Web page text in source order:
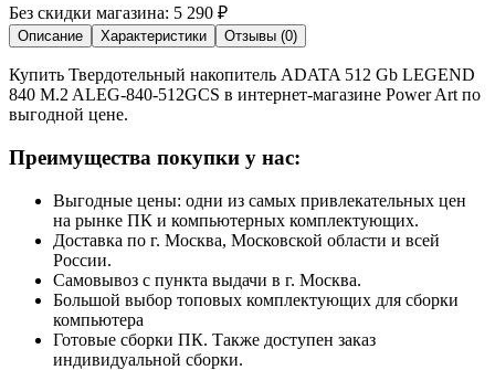
Без скидки магазина: 5 290 ₽
Описание Характеристики Отзывы (0)
Купить Твердотельный накопитель ADATA 512 Gb LEGEND
840 M.2 ALEG-840-512GCS в интернет-магазине Power Art по
выгодной цене.
Преимущества покупки у нас:
Выгодные цены: одни из самых привлекательных цен
на рынке ПК и компьютерных комплектующих.
Доставка по г. Москва, Московской области и всей
России.
Самовывоз с пункта выдачи в г. Москва.
Большой выбор топовых комплектующих для сборки
компьютера
Готовые сборки ПК. Также доступен заказ
индивидуальной сборки.